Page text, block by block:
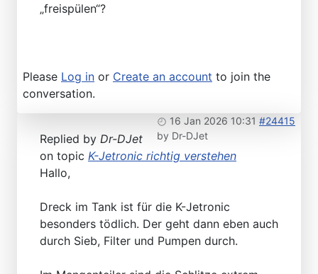
„freispülen“?
Please Log in or Create an account to join the
conversation.
16 Jan 2026 10:31 #24415
by Dr-DJet
Replied by Dr-DJet
on topic K-Jetronic richtig verstehen
Hallo,
Dreck im Tank ist für die K-Jetronic
besonders tödlich. Der geht dann eben auch
durch Sieb, Filter und Pumpen durch.